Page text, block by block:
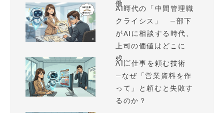
働...
AI時代の「中間管理職
クライシス」 —部下
がAIに相談する時代、
上司の価値はどこに
残...
AIに仕事を頼む技術
—なぜ「営業資料を作
って」と頼むと失敗す
るのか？